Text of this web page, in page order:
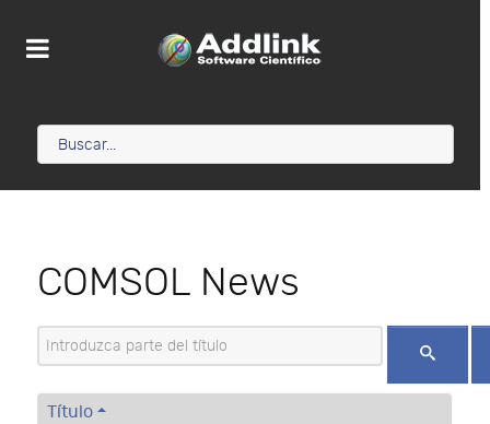
COMSOL News
Introduzca parte del título
Título